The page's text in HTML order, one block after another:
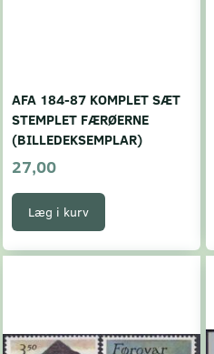
AFA 184-87 KOMPLET SÆT
STEMPLET FÆRØERNE
(BILLEDEKSEMPLAR)
27,00
Læg i kurv